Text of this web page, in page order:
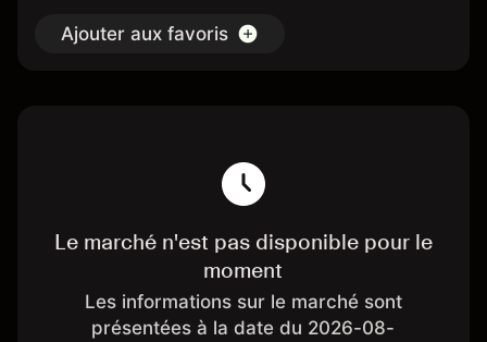
Ajouter aux favoris
Le marché n'est pas disponible pour le
moment
Les informations sur le marché sont
présentées à la date du 2026-08-